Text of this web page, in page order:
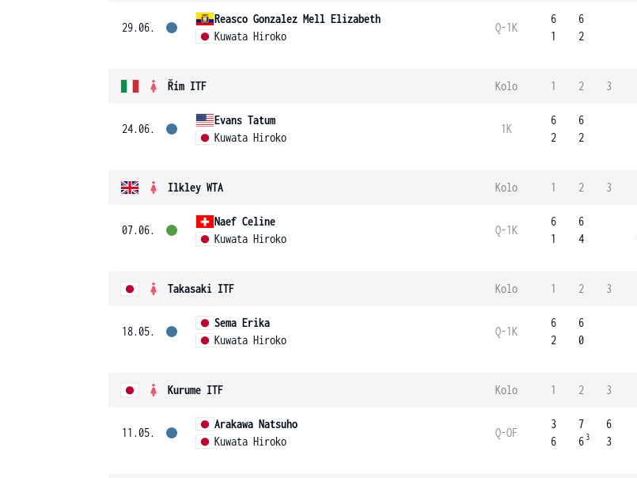
29.06.
Reasco Gonzalez Mell Elizabeth
Kuwata Hiroko
Q-1K
6
1
6
2
Řím ITF Kolo 1 2 3
24.06.
Evans Tatum
Kuwata Hiroko
1K
6
2
6
2
Ilkley WTA Kolo 1 2 3
07.06.
Naef Celine
Kuwata Hiroko
Q-1K
6
1
6
4
Takasaki ITF Kolo 1 2 3
18.05.
Sema Erika
Kuwata Hiroko
Q-1K
6
2
6
0
Kurume ITF Kolo 1 2 3
11.05.
Arakawa Natsuho
Kuwata Hiroko
Q-OF
3
6
7
6 3
6
3